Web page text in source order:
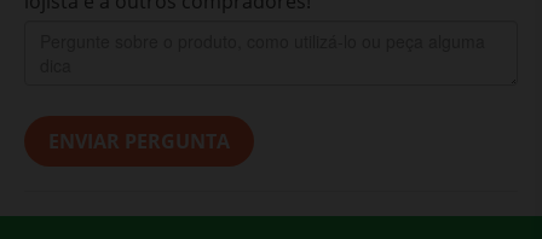
ENVIAR PERGUNTA